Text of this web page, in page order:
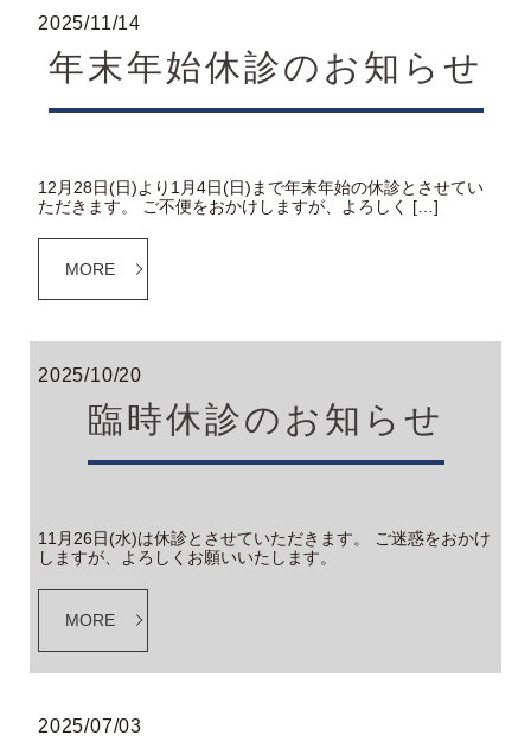
2025/11/14
年末年始休診のお知らせ
12月28日(日)より1月4日(日)まで年末年始の休診とさせてい
ただきます。 ご不便をおかけしますが、よろしく […]
MORE
2025/10/20
臨時休診のお知らせ
11月26日(水)は休診とさせていただきます。 ご迷惑をおかけ
しますが、よろしくお願いいたします。
MORE
2025/07/03